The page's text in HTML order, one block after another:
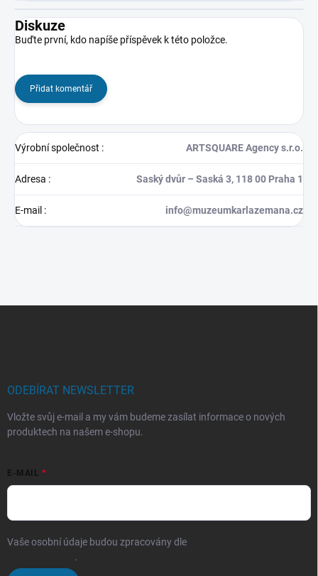
Diskuze
Buďte první, kdo napíše příspěvek k této položce.
Přidat komentář
Výrobní společnost : ARTSQUARE Agency s.r.o.
Adresa : Saský dvůr – Saská 3, 118 00 Praha 1
E-mail : info@muzeumkarlazemana.cz
ODEBÍRAT NEWSLETTER
Vložte svůj e-mail a my vám budeme zasílat informace o nových
produktech na našem e-shopu.
E-MAIL
Vaše osobní údaje budou zpracovány dle
.